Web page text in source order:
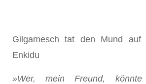
Gilgamesch tat den Mund auf
Enkidu
»Wer, mein Freund,